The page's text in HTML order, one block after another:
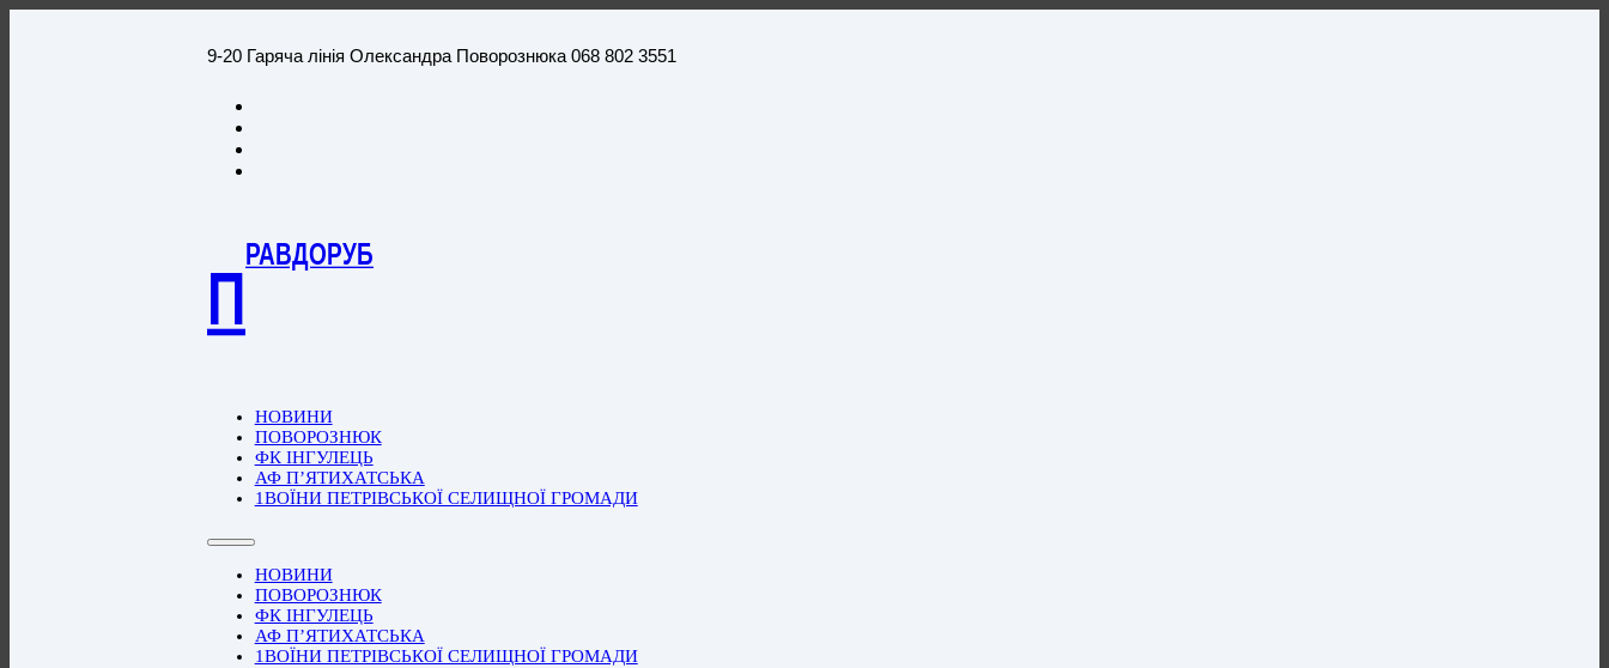
9-20 Гаряча лінія Олександра Поворознюка 068 802 3551
П
РАВДОРУБ
НОВИНИ
ПОВОРОЗНЮК
ФК ІНГУЛЕЦЬ
АФ П’ЯТИХАТСЬКА
1ВОЇНИ ПЕТРІВСЬКОЇ СЕЛИЩНОЇ ГРОМАДИ
НОВИНИ
ПОВОРОЗНЮК
ФК ІНГУЛЕЦЬ
АФ П’ЯТИХАТСЬКА
1ВОЇНИ ПЕТРІВСЬКОЇ СЕЛИЩНОЇ ГРОМАДИ